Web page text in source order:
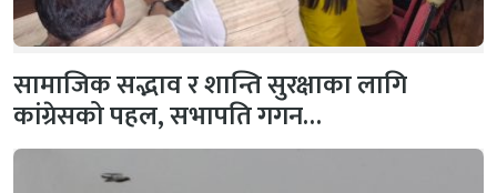
सामाजिक सद्भाव र शान्ति सुरक्षाका लागि
कांग्रेसको पहल, सभापति गगन…